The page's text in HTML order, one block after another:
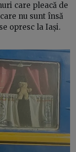
care pleacă de
nu sunt însă
opresc la Iași.